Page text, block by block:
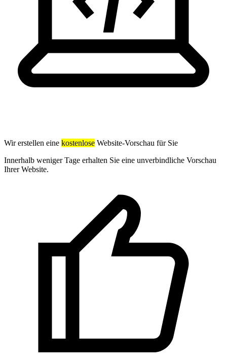
Wir erstellen eine kostenlose Website-Vorschau für Sie
Innerhalb weniger Tage erhalten Sie eine unverbindliche Vorschau
Ihrer Website.